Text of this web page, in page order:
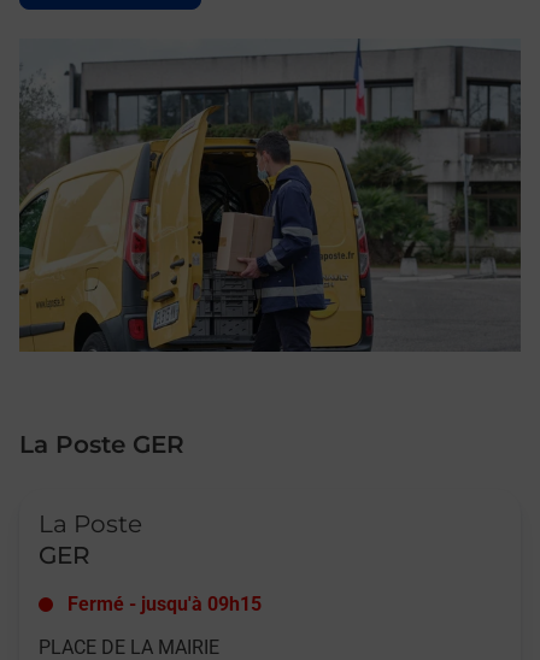
La Poste GER
La Poste
GER
Fermé - jusqu'à 09h15
PLACE DE LA MAIRIE